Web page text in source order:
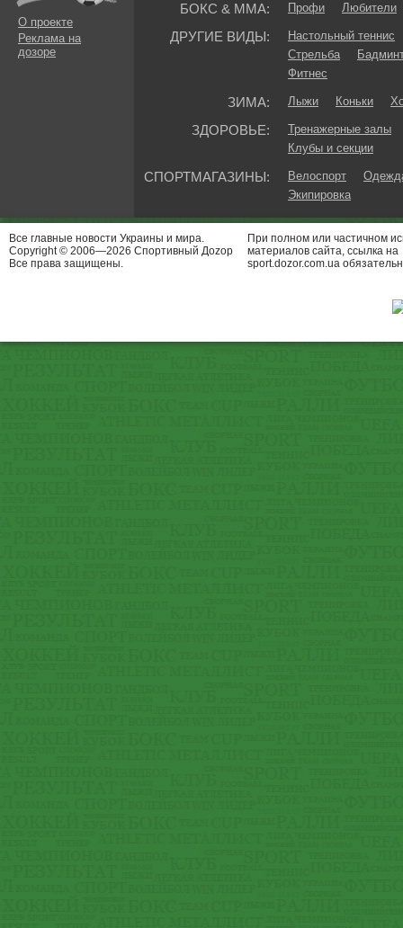
О проекте
Реклама на
дозоре
БОКС & ММА: Профи Любители
ДРУГИЕ ВИДЫ:
Настольный теннис
Стрельба
Фитнес
ЗИМА: Лыжи Коньки
ЗДОРОВЬЕ:
Тренажерные залы
Клубы и секции
СПОРТМАГАЗИНЫ: Велоспорт
Экипировка
Все главные новости Украины и мира.
Copyright © 2006—2026 Спортивный Доzор
Все права защищены.
При полном или частичном
материалов сайта, ссылка на
sport.dozor.com.ua